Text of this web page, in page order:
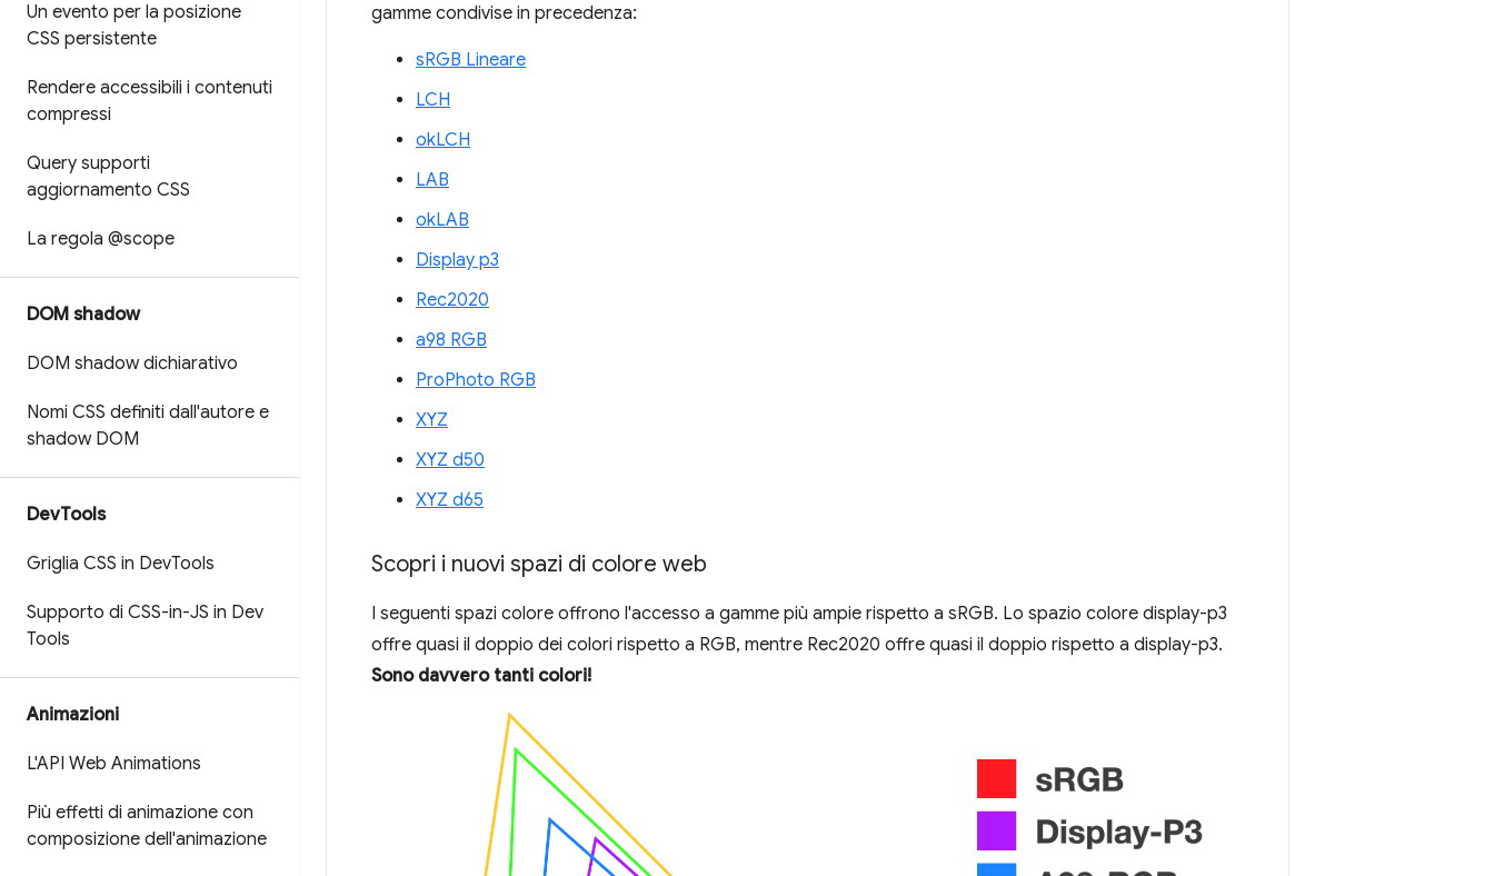
Un evento per la posizione
CSS persistente
Rendere accessibili i contenuti
compressi
Query supporti
aggiornamento CSS
La regola @scope
DOM shadow
DOM shadow dichiarativo
Nomi CSS definiti dall'autore e
shadow DOM
DevTools
Griglia CSS in DevTools
Supporto di CSS-in-JS in Dev
Tools
Animazioni
L'API Web Animations
Più effetti di animazione con
composizione dell'animazione
gamme condivise in precedenza:
sRGB Lineare
LCH
okLCH
LAB
okLAB
Display p3
Rec2020
a98 RGB
ProPhoto RGB
XYZ
XYZ d50
XYZ d65
Scopri i nuovi spazi di colore web
I seguenti spazi colore offrono l'accesso a gamme più ampie rispetto a sRGB. Lo spazio colore display-p3
offre quasi il doppio dei colori rispetto a RGB, mentre Rec2020 offre quasi il doppio rispetto a display-p3.
Sono davvero tanti colori!